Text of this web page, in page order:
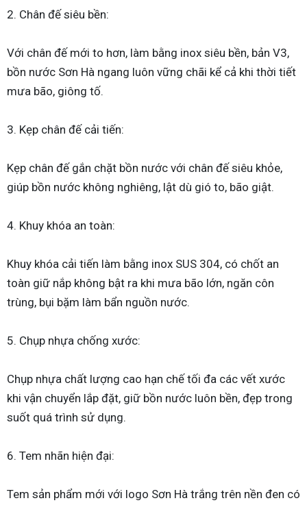
2. Chân đế siêu bền:
Với chân đế mới to hơn, làm bằng inox siêu bền, bản V3,
bồn nước Sơn Hà ngang luôn vững chãi kể cả khi thời tiết
mưa bão, giông tố.
3. Kẹp chân đế cải tiến:
Kẹp chân đế gắn chặt bồn nước với chân đế siêu khỏe,
giúp bồn nước không nghiêng, lật dù gió to, bão giật.
4. Khuy khóa an toàn:
Khuy khóa cải tiến làm bằng inox SUS 304, có chốt an
toàn giữ nắp không bật ra khi mưa bão lớn, ngăn côn
trùng, bụi bặm làm bẩn nguồn nước.
5. Chụp nhựa chống xước:
Chụp nhựa chất lượng cao hạn chế tối đa các vết xước
khi vận chuyển lắp đặt, giữ bồn nước luôn bền, đẹp trong
suốt quá trình sử dụng.
6. Tem nhãn hiện đại:
Tem sản phẩm mới với logo Sơn Hà trắng trên nền đen có